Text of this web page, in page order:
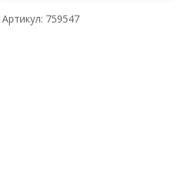
Артикул: 759547